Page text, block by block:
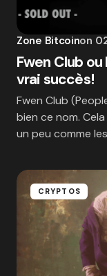
Zone Bitcoinon
Fwen Club ou
vrai succès!
Fwen Club
bien ce nom.
un peu comme
CRYPTOS